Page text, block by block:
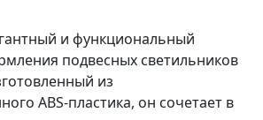
и функциональный
подвесных светильников
из
ABS-пластика, он сочетает в